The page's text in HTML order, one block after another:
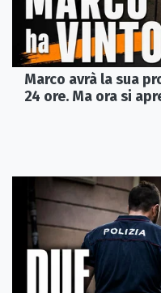
Marco avrà la sua
24 ore. Ma ora si